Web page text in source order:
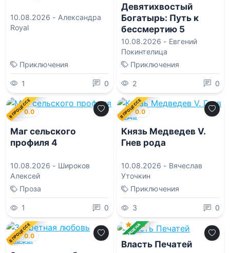
10.08.2026 - Александра
Royal
Приключения
1 0
Девятихвостый
Богатырь: Путь к
бессмертию 5
10.08.2026 - Евгений
Покинтелица
Приключения
2 0
В ПРОЦЕССЕ
0.0
Маг сельского
профиля 4
10.08.2026 - Широков
Алексей
Проза
1 0
В ПРОЦЕССЕ
0.0
Князь Медведев V.
Гнев рода
10.08.2026 - Вячеслав
Уточкин
Приключения
3 0
В ПРОЦЕССЕ
0.0 ЗАВЕРШЕНА
0.0
Власть Печатей